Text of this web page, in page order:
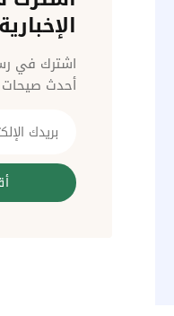
الإخبارية
اشترك في
أحدث صيحات